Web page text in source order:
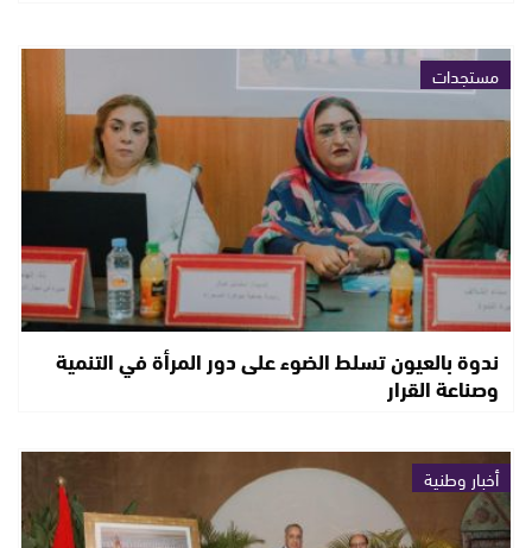
مستجدات
ندوة بالعيون تسلط الضوء على دور المرأة في التنمية
وصناعة القرار
أخبار وطنية